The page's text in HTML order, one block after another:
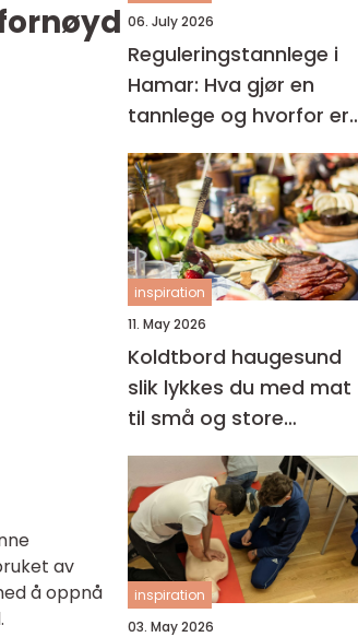
av
å oppnå
06. July 2026
Reguleringstannlege i
Hamar: Hva gjør en
tannlege og hvorfor er
regelmessige besøk så
viktige?
inspiration
11. May 2026
Koldtbord haugesund
slik lykkes du med mat
til små og store
anledninger
inspiration
03. May 2026